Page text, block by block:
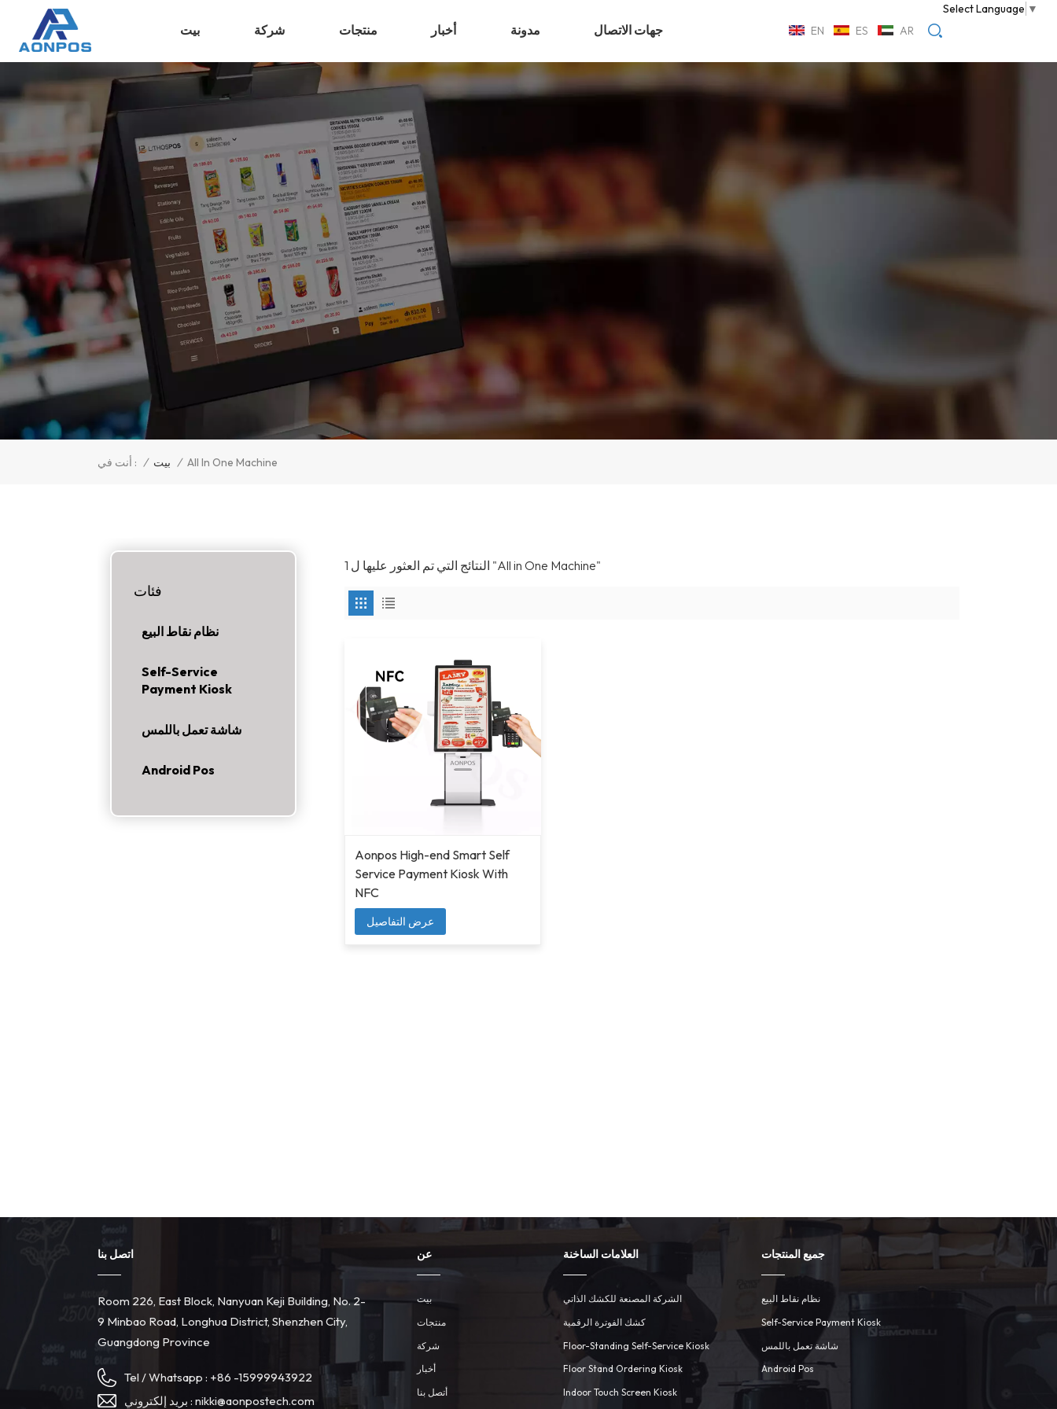
Select Language ▼
EN
ES AR بيت شركة منتجات أخبار مدونة جهات الاتصال
أنت في : / بيت / All In One Machine
1 النتائج التي تم العثور عليها ل "All in One Machine"
Aonpos High-end Smart Self
Service Payment Kiosk With
NFC
عرض التفاصيل
فئات
نظام نقاط البيع
Self-Service
Payment Kiosk
شاشة تعمل باللمس
Android Pos
اتصل بنا
Room 226, East Block, Nanyuan Keji Building, No. 2-
9 Minbao Road, Longhua District, Shenzhen City,
Guangdong Province
Tel / Whatsapp : +86 -15999943922
بريد إلكتروني :nikki@aonpostech.com
عن
بيت
منتجات
شركة
أخبار
أتصل بنا
العلامات الساخنة
الشركة المصنعة للكشك الذاتي
كشك الفوترة الرقمية
Floor-Standing Self-Service Kiosk
Floor Stand Ordering Kiosk
Indoor Touch Screen Kiosk
جميع المنتجات
نظام نقاط البيع
Self-Service Payment Kiosk
شاشة تعمل باللمس
Android Pos